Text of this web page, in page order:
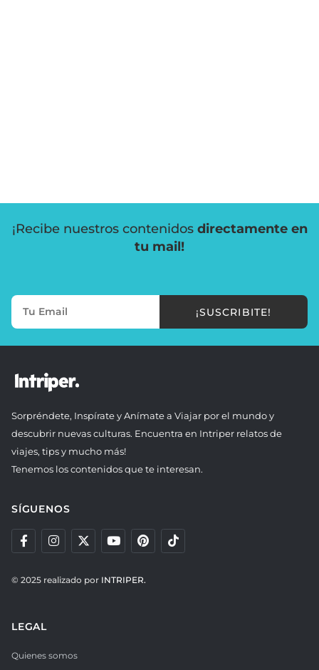
¡Recibe nuestros contenidos directamente en
tu mail!
¡SUSCRIBITE!
Sorpréndete, Inspírate y Anímate a Viajar por el mundo y
descubrir nuevas culturas. Encuentra en Intriper relatos de
viajes, tips y mucho más!
Tenemos los contenidos que te interesan.
SÍGUENOS
© 2025 realizado por INTRIPER.
LEGAL
Quienes somos